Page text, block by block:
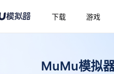
下载 游戏
MuMu模拟